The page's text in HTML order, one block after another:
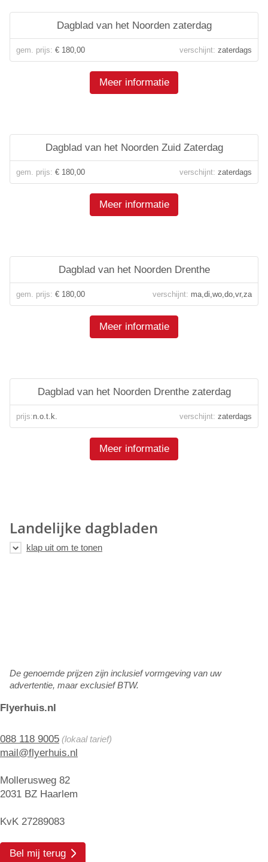
Flyerhuis.nl
088 118 9005 (lokaal tarief)
mail@flyerhuis.nl
Mollerusweg 82
2031 BZ Haarlem
KvK 27289083
Bel mij terug
Dagblad van het Noorden zaterdag
gem. prijs: € 180,00 verschijnt: zaterdags
Meer informatie
Dagblad van het Noorden Zuid Zaterdag
gem. prijs: € 180,00 verschijnt: zaterdags
Meer informatie
Dagblad van het Noorden Drenthe
gem. prijs: € 180,00 verschijnt: ma,di,wo,do,vr,za
Meer informatie
Dagblad van het Noorden Drenthe zaterdag
prijs:n.o.t.k. verschijnt: zaterdags
Meer informatie
Landelijke dagbladen
De genoemde prijzen zijn inclusief vormgeving van uw
advertentie, maar exclusief BTW.